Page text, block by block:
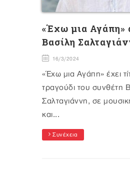
«Έχω μια Αγάπη»
Βασίλη
16/3/2024
«Έχω μια Αγάπη» έχει
τραγούδι του συνθέτη
Σαλταγιάννη, σε
και...
Συνέχεια